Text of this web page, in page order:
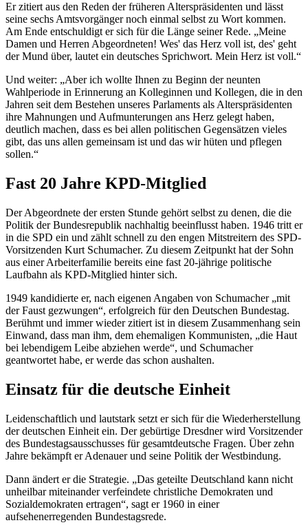
Er zitiert aus den Reden der früheren Alterspräsidenten und lässt
seine sechs Amtsvorgänger noch einmal selbst zu Wort kommen.
Am Ende entschuldigt er sich für die Länge seiner Rede. „Meine
Damen und Herren Abgeordneten! Wes' das Herz voll ist, des' geht
der Mund über, lautet ein deutsches Sprichwort. Mein Herz ist voll.“
Und weiter: „Aber ich wollte Ihnen zu Beginn der neunten
Wahlperiode in Erinnerung an Kolleginnen und Kollegen, die in den
Jahren seit dem Bestehen unseres Parlaments als Alterspräsidenten
ihre Mahnungen und Aufmunterungen ans Herz gelegt haben,
deutlich machen, dass es bei allen politischen Gegensätzen vieles
gibt, das uns allen gemeinsam ist und das wir hüten und pflegen
sollen.“
Fast 20 Jahre KPD-Mitglied
Der Abgeordnete der ersten Stunde gehört selbst zu denen, die die
Politik der Bundesrepublik nachhaltig beeinflusst haben. 1946 tritt er
in die SPD ein und zählt schnell zu den engen Mitstreitern des SPD-
Vorsitzenden Kurt Schumacher. Zu diesem Zeitpunkt hat der Sohn
aus einer Arbeiterfamilie bereits eine fast 20-jährige politische
Laufbahn als KPD-Mitglied hinter sich.
1949 kandidierte er, nach eigenen Angaben von Schumacher „mit
der Faust gezwungen“, erfolgreich für den Deutschen Bundestag.
Berühmt und immer wieder zitiert ist in diesem Zusammenhang sein
Einwand, dass man ihm, dem ehemaligen Kommunisten, „die Haut
bei lebendigem Leibe abziehen werde“, und Schumacher
geantwortet habe, er werde das schon aushalten.
Einsatz für die deutsche Einheit
Leidenschaftlich und lautstark setzt er sich für die Wiederherstellung
der deutschen Einheit ein. Der gebürtige Dresdner wird Vorsitzender
des Bundestagsausschusses für gesamtdeutsche Fragen. Über zehn
Jahre bekämpft er Adenauer und seine Politik der Westbindung.
Dann ändert er die Strategie. „Das geteilte Deutschland kann nicht
unheilbar miteinander verfeindete christliche Demokraten und
Sozialdemokraten ertragen“, sagt er 1960 in einer
aufsehenerregenden Bundestagsrede.